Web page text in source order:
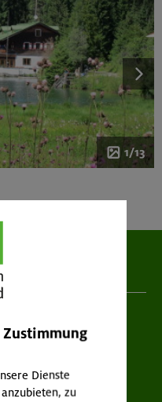
1/13
Dienste
zu